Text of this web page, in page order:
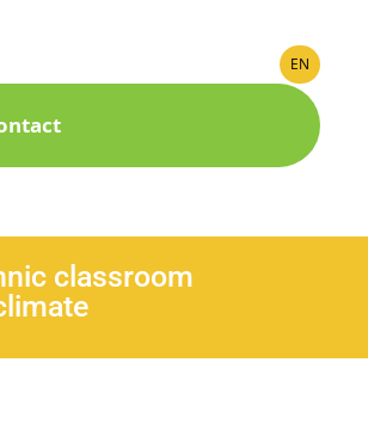
EN
classroom